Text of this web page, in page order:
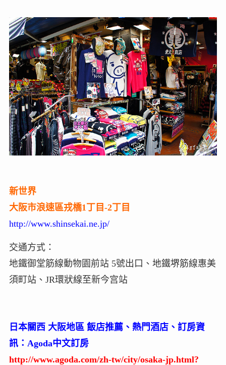
新世界
大阪市浪速區戎橋1丁目-2丁目
http://www.shinsekai.ne.jp/
交通方式：
地鐵御堂筋線動物園前站 5號出口、地鐵堺筋線惠美
須町站、JR環狀線至新今宫站
日本關西 大阪地區 飯店推薦、熱門酒店、訂房資
訊：Agoda中文訂房
http://www.agoda.com/zh-tw/city/osaka-jp.html?